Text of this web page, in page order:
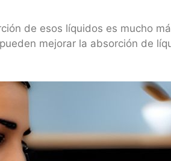
de esos líquidos es mucho
mejorar la absorción de